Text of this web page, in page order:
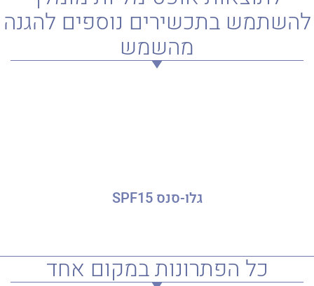
להשתמש בתכשירים נוספים להגנה
מהשמש
גלו-סנס SPF15
כל הפתרונות במקום אחד